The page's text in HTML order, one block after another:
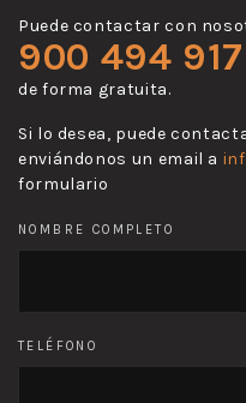
Puede contactar con
900 494 917
de forma gratuita.
Si lo desea, puede
enviándonos un email a
formulario
NOMBRE COMPLETO
TELÉFONO